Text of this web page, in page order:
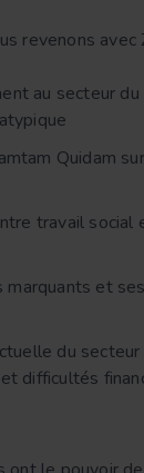
revenons avec
au secteur
Quidam
travail social
marquants et
du
difficultés